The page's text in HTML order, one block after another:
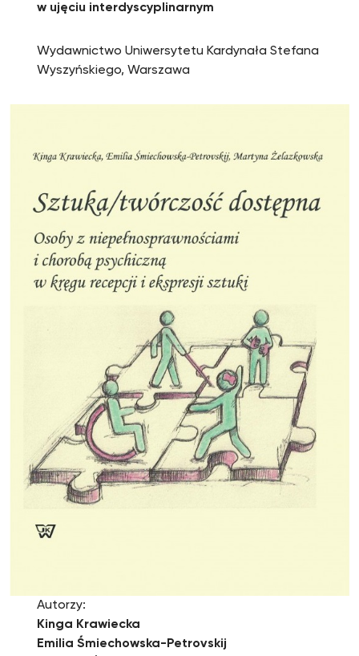
w ujęciu interdyscyplinarnym
Wydawnictwo Uniwersytetu Kardynała Stefana
Wyszyńskiego, Warszawa
Autorzy:
Kinga Krawiecka
Emilia Śmiechowska-Petrovskij